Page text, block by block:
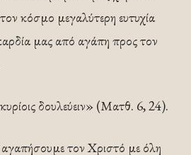
κόσμο μεγαλύτερη ευτυχία
μας από αγάπη προς τον
δουλεύειν» (Ματθ. 6, 24).
τον Χριστό με όλη